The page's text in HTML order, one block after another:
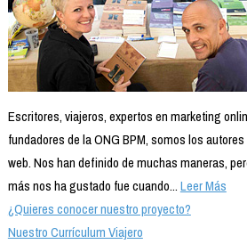
Escritores, viajeros, expertos en marketing
fundadores de la ONG BPM, somos los
web. Nos han definido de muchas maneras,
más nos ha gustado fue cuando...Leer Más
¿Quieres conocer nuestro proyecto?
Nuestro Currículum Viajero